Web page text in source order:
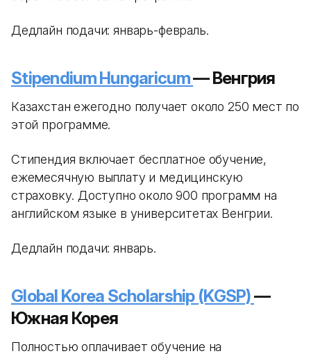
Дедлайн подачи: январь-февраль.
Stipendium Hungaricum— Венгрия
Казахстан ежегодно получает около 250 мест по
этой программе.
Стипендия включает бесплатное обучение,
ежемесячную выплату и медицинскую
страховку. Доступно около 900 программ на
английском языке в университетах Венгрии.
Дедлайн подачи: январь.
Global Korea Scholarship (KGSP)—
Южная Корея
Полностью оплачивает обучение на